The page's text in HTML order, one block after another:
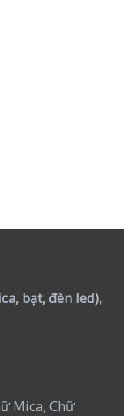
bạt, đèn led),
Mica, Chữ